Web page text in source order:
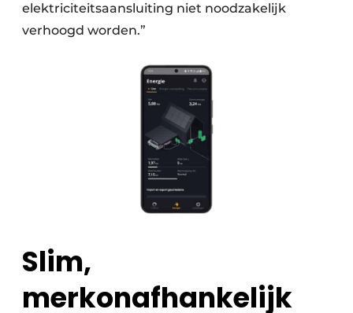
elektriciteitsaansluiting niet noodzakelijk
verhoogd worden.”
Slim,
merkonafhankelijk